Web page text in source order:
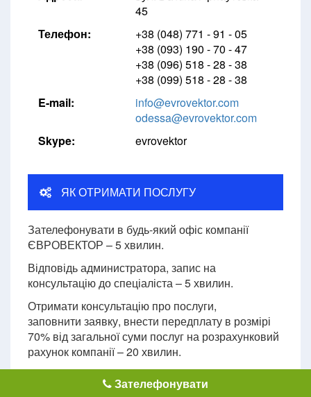
45
Телефон:
+38 (048) 771 - 91 - 05
+38 (093) 190 - 70 - 47
+38 (096) 518 - 28 - 38
+38 (099) 518 - 28 - 38
E-mail:
info@evrovektor.com
odessa@evrovektor.com
Skype:
evrovektor
ЯК ОТРИМАТИ ПОСЛУГУ
Зателефонувати в будь-який офіс компанії
ЄВРОВЕКТОР – 5 хвилин.
Відповідь администратора, запис на
консультацію до спеціаліста – 5 хвилин.
Отримати консультацію про послуги,
заповнити заявку, внести передплату в розмірі
70% від загальної суми послуг на розрахунковий
рахунок компанії – 20 хвилин.
Надає консультацію про комплекс послуг,
допомагає заповнити заявку, складає договір,
Зателефонувати